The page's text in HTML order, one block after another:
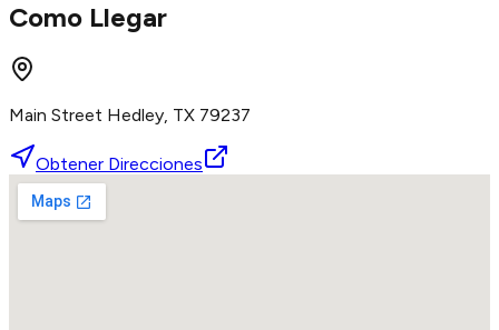
Como Llegar
Main Street Hedley, TX 79237
Obtener Direcciones